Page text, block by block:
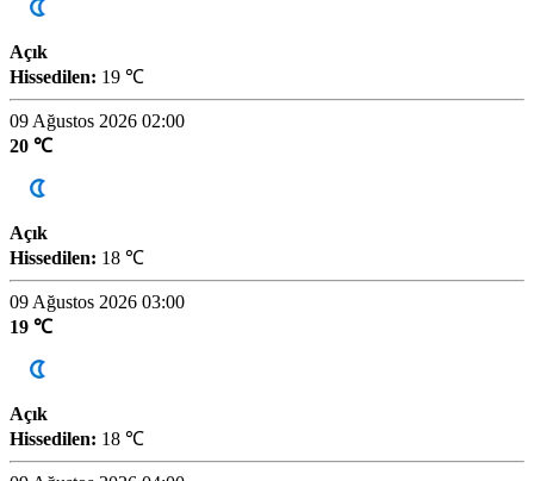
Açık
Hissedilen: 19 ℃
09 Ağustos 2026 02:00
20 ℃
Açık
Hissedilen: 18 ℃
09 Ağustos 2026 03:00
19 ℃
Açık
Hissedilen: 18 ℃